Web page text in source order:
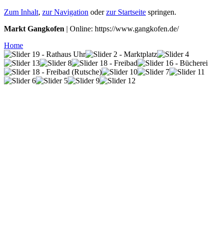
Zum Inhalt, zur Navigation oderzur Startseite springen.
Markt Gangkofen | Online: https://www.gangkofen.de/
Home